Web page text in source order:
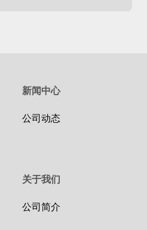
新闻中心
公司动态
关于我们
公司简介